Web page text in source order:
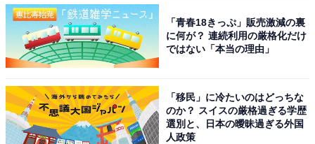
「青春18きっぷ」販売激減の裏
に何が？ 連続利用の厳格化だけ
ではない「本当の理由」
「移民」に冷たいのはどっちな
のか？ スイスの厳格過ぎる学歴
選別と、日本の曖昧過ぎる外国
人政策